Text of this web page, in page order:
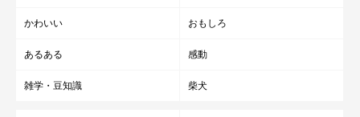
かわいい おもしろ
あるある 感動
雑学・豆知識 柴犬